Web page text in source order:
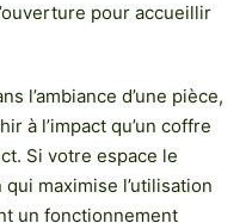
pour accueillir
l’ambiance d’une pièce,
à l’impact qu’un coffre
Si votre espace le
maximise l’utilisation
un fonctionnement